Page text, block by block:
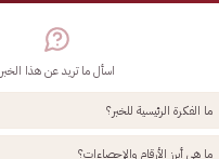
اسأل ما تريد عن هذا الخبر
ما الفكرة الرئيسية للخبر؟
ما هي أبرز الأرقام والإحصاءات؟